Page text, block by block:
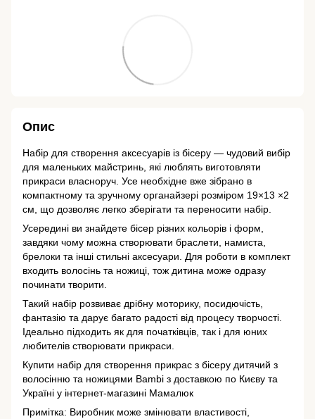
Опис
Набір для створення аксесуарів із бісеру — чудовий вибір
для маленьких майстринь, які люблять виготовляти
прикраси власноруч. Усе необхідне вже зібрано в
компактному та зручному органайзері розміром 19×13 ×2
см, що дозволяє легко зберігати та переносити набір.
Усередині ви знайдете бісер різних кольорів і форм,
завдяки чому можна створювати браслети, намиста,
брелоки та інші стильні аксесуари. Для роботи в комплект
входить волосінь та ножиці, тож дитина може одразу
починати творити.
Такий набір розвиває дрібну моторику, посидючість,
фантазію та дарує багато радості від процесу творчості.
Ідеально підходить як для початківців, так і для юних
любителів створювати прикраси.
Купити набір для створення прикрас з бісеру дитячий з
волосінню та ножицями Bambi з доставкою по Києву та
Україні у інтернет-магазині Мамалюк
Примітка: Виробник може змінювати властивості,